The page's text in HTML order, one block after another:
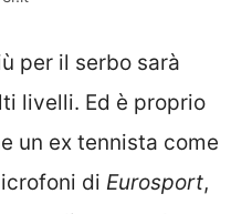
per il serbo sarà
livelli. Ed è proprio
un ex tennista come
di Eurosport,